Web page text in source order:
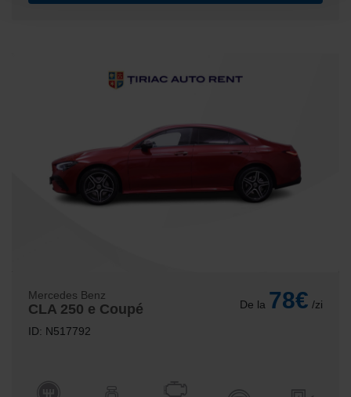
Mercedes Benz
CLA 250 e Coupé
ID: N517792
De la 78€ /zi